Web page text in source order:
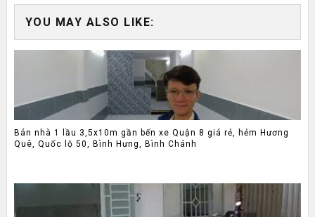
YOU MAY ALSO LIKE:
Bán nhà 1 lầu 3,5x10m gần bến xe Quận 8 giá rẻ, hẻm Hương
Quê, Quốc lộ 50, Bình Hưng, Bình Chánh